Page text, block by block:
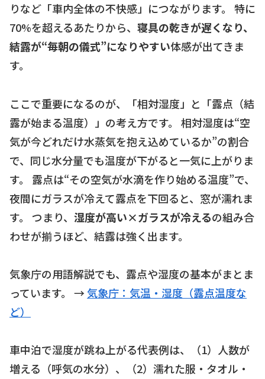
りなど「車内全体の不快感」につながります。 特に
70%を超えるあたりから、 寝具の乾きが遅くなり、
結露が“毎朝の儀式”になりやすい体感が出てきま
す。
ここで重要になるのが、「相対湿度」と「露点（結
露が始まる温度）」の考え方です。 相対湿度は“空
気が今どれだけ水蒸気を抱え込めているか”の割合
で、同じ水分量でも温度が下がると一気に上がりま
す。 露点は“その空気が水滴を作り始める温度”で、
夜間にガラスが冷えて露点を下回ると、窓が濡れま
す。 つまり、 湿度が高い×ガラスが冷えるの組み合
わせが揃うほど、結露は強く出ます。
気象庁の用語解説でも、露点や湿度の基本がまとま
っています。 →気象庁：気温・湿度（露点温度な
ど）
車中泊で湿度が跳ね上がる代表例は、（1）人数が
増える（呼気の水分）、（2）濡れた服・タオル・